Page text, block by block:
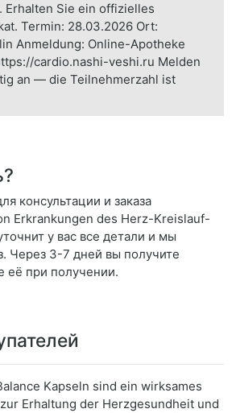
Erhalten Sie ein offizielles
Termin: 28.03.2026 Ort:
Anmeldung: Online-Apotheke
cardio.nashi-veshi.ru Melden
an — die Teilnehmerzahl ist
консультации и заказа
Erkrankungen des Herz-Kreislauf-
у вас все детали и мы
Через 3-7 дней вы получите
её при получении.
Kapseln sind ein wirksames
Erhaltung der Herzgesundheit und